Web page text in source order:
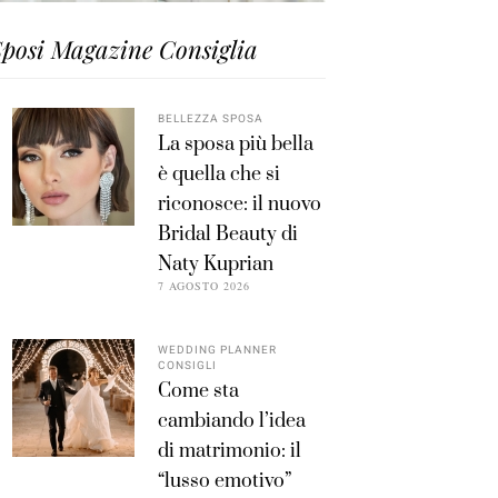
Magazine Consiglia
BELLEZZA SPOSA
La sposa più bella
è quella che si
riconosce: il nuovo
Bridal Beauty di
Naty Kuprian
7 AGOSTO 2026
WEDDING PLANNER
CONSIGLI
Come sta
cambiando l’idea
di matrimonio: il
“lusso emotivo”